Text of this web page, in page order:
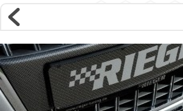
Магазин
Интернет-магазин �...
Дополнения к стан�...
Наверх ▲
Наши контакты: